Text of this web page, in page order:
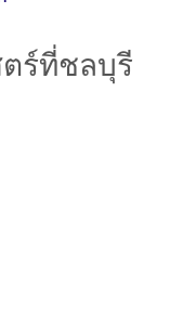
ร์ที่ชลบุรี